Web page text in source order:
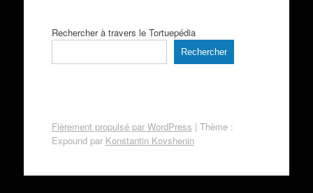
Rechercher à travers le Tortuepédia
Rechercher
Fièrement propulsé par WordPress | Thème :
Expound par Konstantin Kovshenin